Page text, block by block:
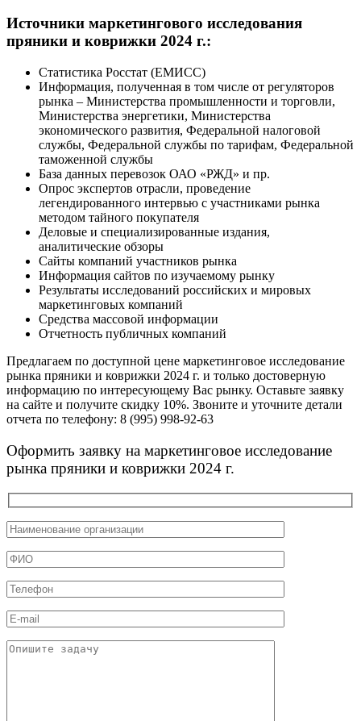
Источники маркетингового исследования
пряники и коврижки 2024 г.:
Статистика Росстат (ЕМИСС)
Информация, полученная в том числе от регуляторов
рынка – Министерства промышленности и торговли,
Министерства энергетики, Министерства
экономического развития, Федеральной налоговой
службы, Федеральной службы по тарифам, Федеральной
таможенной службы
База данных перевозок ОАО «РЖД» и пр.
Опрос экспертов отрасли, проведение
легендированного интервью с участниками рынка
методом тайного покупателя
Деловые и специализированные издания,
аналитические обзоры
Сайты компаний участников рынка
Информация сайтов по изучаемому рынку
Результаты исследований российских и мировых
маркетинговых компаний
Средства массовой информации
Отчетность публичных компаний
Предлагаем по доступной цене маркетинговое исследование
рынка пряники и коврижки 2024 г. и только достоверную
информацию по интересующему Вас рынку. Оставьте заявку
на сайте и получите скидку 10%. Звоните и уточните детали
отчета по телефону: 8 (995) 998-92-63
Оформить заявку на маркетинговое исследование
рынка пряники и коврижки 2024 г.